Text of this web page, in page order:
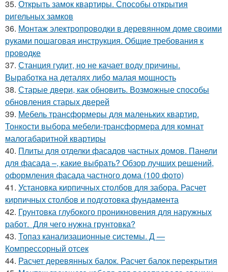
35. Открыть замок квартиры. Способы открытия
ригельных замков
36. Монтаж электропроводки в деревянном доме своими
руками пошаговая инструкция. Общие требования к
проводке
37. Станция гудит, но не качает воду причины.
Выработка на деталях либо малая мощность
38. Старые двери, как обновить. Возможные способы
обновления старых дверей
39. Мебель трансформеры для маленьких квартир.
Тонкости выбора мебели-трансформера для комнат
малогабаритной квартиры
40. Плиты для отделки фасадов частных домов. Панели
для фасада –, какие выбрать? Обзор лучших решений,
оформления фасада частного дома (100 фото)
41. Установка кирпичных столбов для забора. Расчет
кирпичных столбов и подготовка фундамента
42. Грунтовка глубокого проникновения для наружных
работ. Для чего нужна грунтовка?
43. Топаз канализационные системы. Д —
Компрессорный отсек
44. Расчет деревянных балок. Расчет балок перекрытия